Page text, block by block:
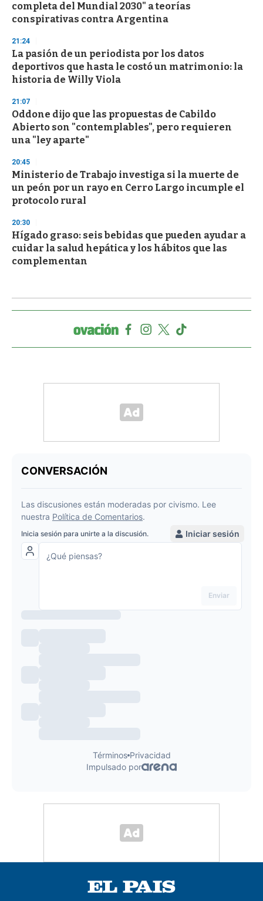
completa del Mundial 2030" a teorías
conspirativas contra Argentina
21:24
La pasión de un periodista por los datos
deportivos que hasta le costó un matrimonio: la
historia de Willy Viola
21:07
Oddone dijo que las propuestas de Cabildo
Abierto son "contemplables", pero requieren
una "ley aparte"
20:45
Ministerio de Trabajo investiga si la muerte de
un peón por un rayo en Cerro Largo incumple el
protocolo rural
20:30
Hígado graso: seis bebidas que pueden ayudar a
cuidar la salud hepática y los hábitos que las
complementan